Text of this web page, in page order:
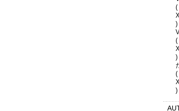
(
)
(
)
(
)